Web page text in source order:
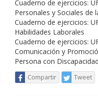
Cuaderno de ejercicios:
Personales y Sociales de
Cuaderno de ejercicios:
Habilidades Laborales
Cuaderno de ejercicios:
Comunicación y
Persona con Discapacidad
Compartir Tweet